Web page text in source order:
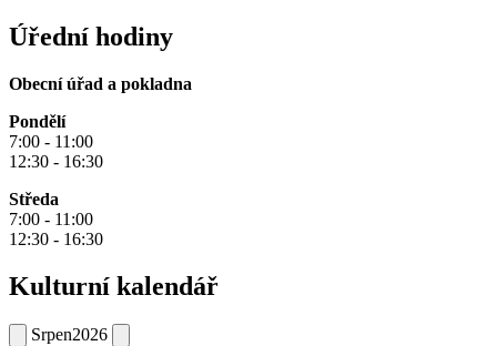
Úřední hodiny
Obecní úřad a pokladna
Pondělí
7:00 - 11:00
12:30 - 16:30
Středa
7:00 - 11:00
12:30 - 16:30
Kulturní kalendář
Srpen2026